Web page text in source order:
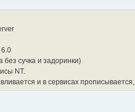
6.0
без сучка и задоринки)
NT.
и в сервисах